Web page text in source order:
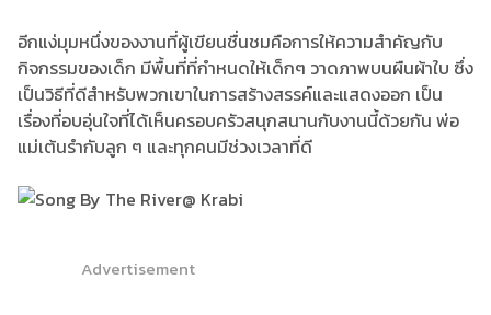
อีกแง่มุมหนึ่งของงานที่ผู้เขียนชื่นชมคือการให้ความสำคัญกับ
กิจกรรมของเด็ก มีพื้นที่ที่กำหนดให้เด็กๆ วาดภาพบนผืนผ้าใบ ซึ่ง
เป็นวิธีที่ดีสำหรับพวกเขาในการสร้างสรรค์และแสดงออก เป็น
เรื่องที่อบอุ่นใจที่ได้เห็นครอบครัวสนุกสนานกับงานนี้ด้วยกัน พ่อ
แม่เต้นรำกับลูก ๆ และทุกคนมีช่วงเวลาที่ดี
Advertisement